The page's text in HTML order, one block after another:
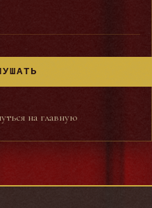
на главную